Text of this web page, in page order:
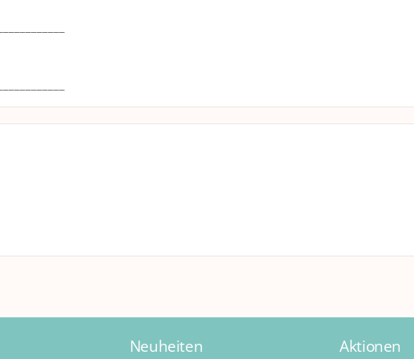
Neuheiten Aktionen